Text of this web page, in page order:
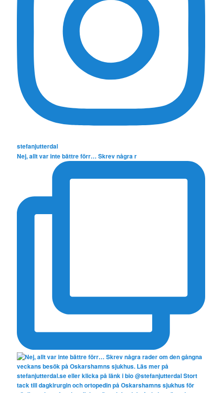
stefanjutterdal
Nej, allt var inte bättre förr… Skrev några r